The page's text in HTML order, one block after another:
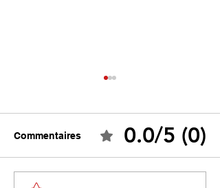
Commentaires 0.0/5 (0)